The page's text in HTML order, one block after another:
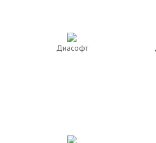
Диасофт